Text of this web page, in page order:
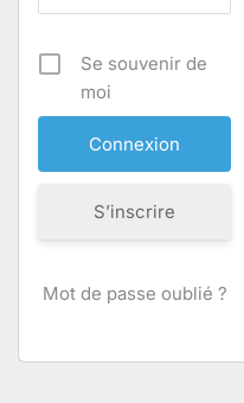
Se souvenir de
moi
S’inscrire
Mot de passe oublié ?